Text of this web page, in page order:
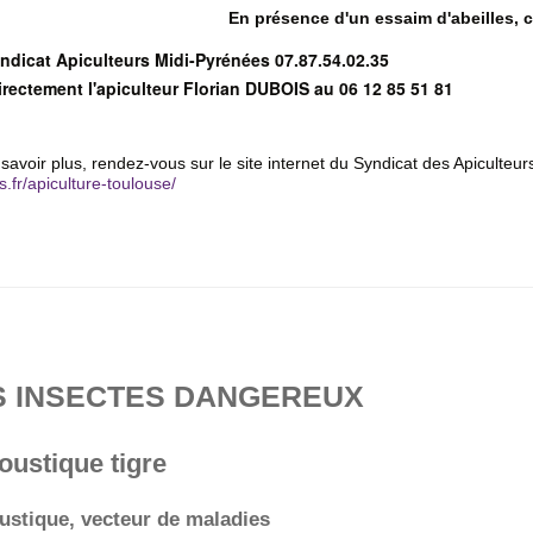
En présence d'un essaim d'abeilles,
Apiculteurs Midi-Pyrénées 07.87.54.02.35
l'apiculteur Florian DUBOIS au 06 12 85 51 81
plus, rendez-vous sur le site internet du Syndicat des
apiculture-toulouse/
INSECTES DANGEREUX
tigre
vecteur de maladies